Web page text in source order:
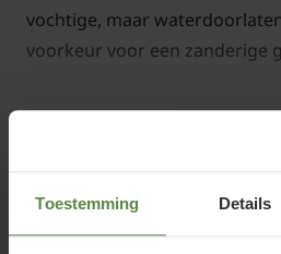
Toestemming Details
vochtige, maar
voorkeur voor een zanderige
Kniphofia 'Mango
en onderhouden
Lees meer